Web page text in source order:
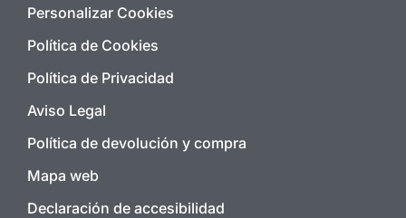
Personalizar Cookies
Política de Cookies
Política de Privacidad
Aviso Legal
Política de devolución y compra
Mapa web
Declaración de accesibilidad